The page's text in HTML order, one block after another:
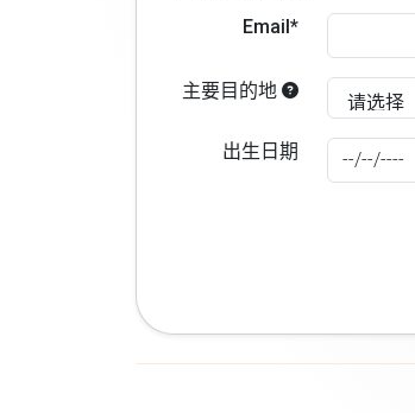
Email*
主要目的地
出生日期